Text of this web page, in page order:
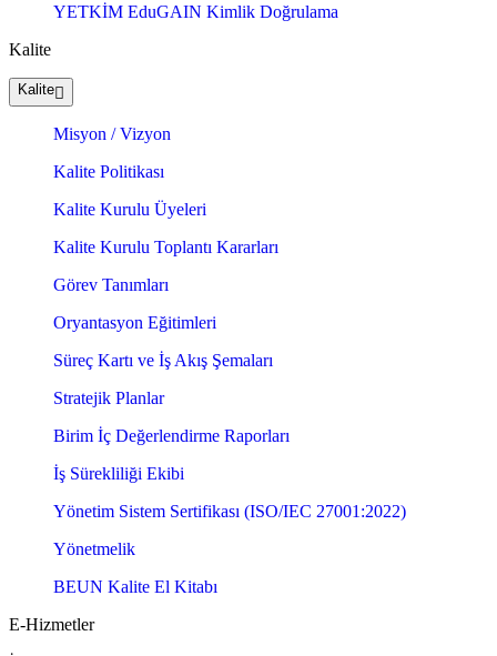
YETKİM EduGAIN Kimlik Doğrulama
Kalite
Kalite
Misyon / Vizyon
Kalite Politikası
Kalite Kurulu Üyeleri
Kalite Kurulu Toplantı Kararları
Görev Tanımları
Oryantasyon Eğitimleri
Süreç Kartı ve İş Akış Şemaları
Stratejik Planlar
Birim İç Değerlendirme Raporları
İş Sürekliliği Ekibi
Yönetim Sistem Sertifikası (ISO/IEC 27001:2022)
Yönetmelik
BEUN Kalite El Kitabı
E-Hizmetler